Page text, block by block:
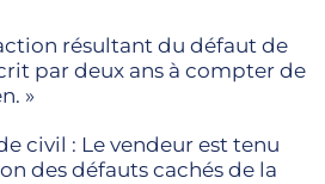
résultant du défaut de
par deux ans à compter de
»
civil : Le vendeur est tenu
des défauts cachés de la